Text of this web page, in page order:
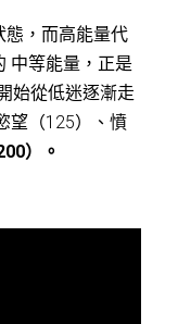
態，而高能量代
中等能量，正是
始從低迷逐漸走
望（125）、憤
）。